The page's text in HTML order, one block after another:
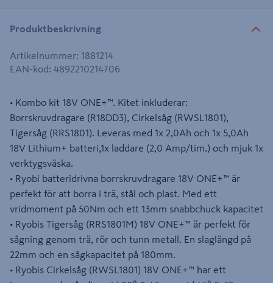
Produktbeskrivning
Artikelnummer: 1881214
EAN-kod: 4892210214706
• Kombo kit 18V ONE+™. Kitet inkluderar:
Borrskruvdragare (R18DD3), Cirkelsåg (RWSL1801),
Tigersåg (RRS1801). Leveras med 1x 2,0Ah och 1x 5,0Ah
18V Lithium+ batteri,1x laddare (2,0 Amp/tim.) och mjuk 1x
verktygsväska.
• Ryobi batteridrivna borrskruvdragare 18V ONE+™ är
perfekt för att borra i trä, stål och plast. Med ett
vridmoment på 50Nm och ett 13mm snabbchuck kapacitet
• Ryobis Tigersåg (RRS1801M) 18V ONE+™ är perfekt för
sågning genom trä, rör och tunn metall. En slaglängd på
22mm och en sågkapacitet på 180mm.
• Ryobis Cirkelsåg (RWSL1801) 18V ONE+™ har ett